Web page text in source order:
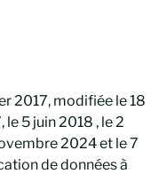
2017, modifiée le 18
5 juin 2018 , le 2
2024 et le 7
de données à